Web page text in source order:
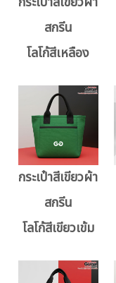
สกรีน
โลโก้สีเหลือง
กระเป๋าสีเขียวผ้า
สกรีน
โลโก้สีเขียวเข้ม